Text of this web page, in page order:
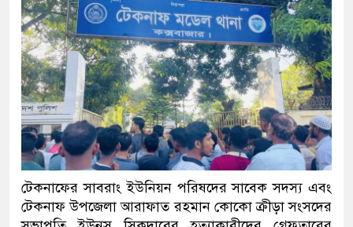
টেকনাফের সাবরাং ইউনিয়ন পরিষদের সাবেক সদস্য এবং
টেকনাফ উপজেলা আরাফাত রহমান কোকো ক্রীড়া সংসদের